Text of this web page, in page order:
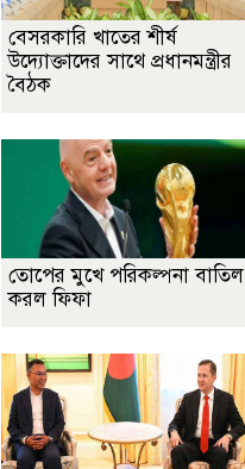
বেসরকারি খাতের শীর্ষ
উদ্যোক্তাদের সাথে প্রধানমন্ত্রীর
বৈঠক
তোপের মুখে পরিকল্পনা বাতিল
করল ফিফা